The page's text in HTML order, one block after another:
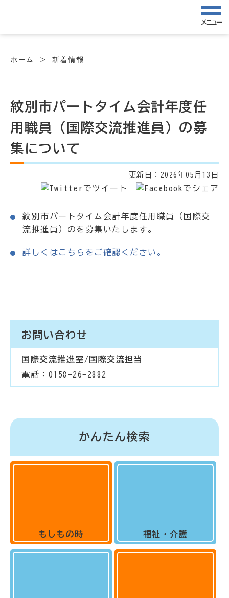
メニュー
ホーム 新着情報
紋別市パートタイム会計年度任
用職員（国際交流推進員）の募
集について
更新日： 2026年05月13日
紋別市パートタイム会計年度任用職員（国際交
流推進員）のを募集いたします。
詳しくはこちらをご確認ください。
お問い合わせ
国際交流推進室/国際交流担当
電話：0158-26-2882
かんたん検索
もしもの時 福祉・介護